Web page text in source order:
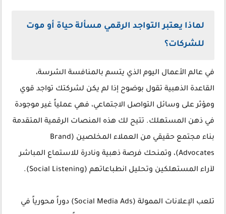
لماذا يعتبر التواجد الرقمي مسألة حياة أو موت
للشركات؟
في عالم الأعمال اليوم الذي يتسم بالمنافسة الشرسة،
القاعدة الذهبية تقول بوضوح إذا لم يكن لشركتك تواجد قوي
ومؤثر على وسائل التواصل الاجتماعي، فهي عملياً غير موجودة
في ذهن المستهلك. تتيح لك هذه المنصات الرقمية المتقدمة
بناء مجتمع حقيقي من العملاء المخلصين (Brand
Advocates)، وتمنحك فرصة ذهبية ونادرة للاستماع المباشر
لآراء المستهلكين وتحليل انطباعاتهم (Social Listening).
تلعب الإعلانات الممولة (Social Media Ads)
دوراً محورياً في